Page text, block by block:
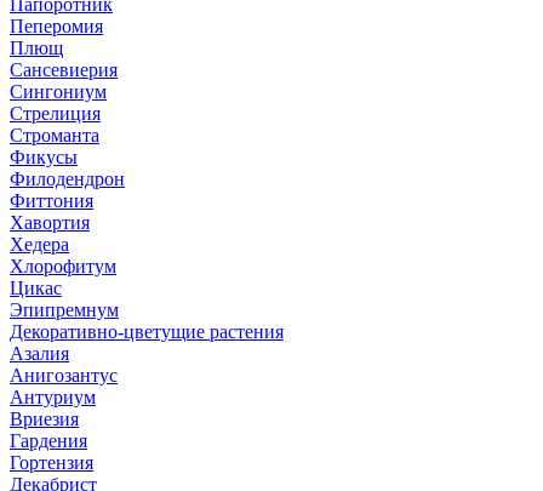
Пеперомия
Плющ
Сансевиерия
Сингониум
Стрелиция
Строманта
Фикусы
Филодендрон
Фиттония
Хавортия
Хедера
Хлорофитум
Цикас
Эпипремнум
Декоративно-цветущие растения
Азалия
Анигозантус
Антуриум
Вриезия
Гардения
Гортензия
Декабрист